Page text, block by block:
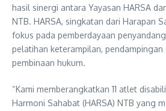
hasil sinergi antara Yayasan HARSA
NTB. HARSA, singkatan dari Harapan
fokus pada pemberdayaan
pelatihan keterampilan, pendampingan
pembinaan hukum.
“Kami memberangkatkan 11 atlet
Harmoni Sahabat (HARSA) NTB yang